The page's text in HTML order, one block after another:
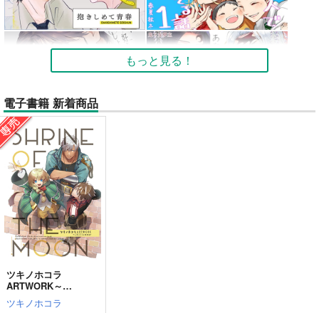
もっと見る！
電子書籍 新着商品
ツキノホコラ
ARTWORK～
2023Summer
ツキノホコラ